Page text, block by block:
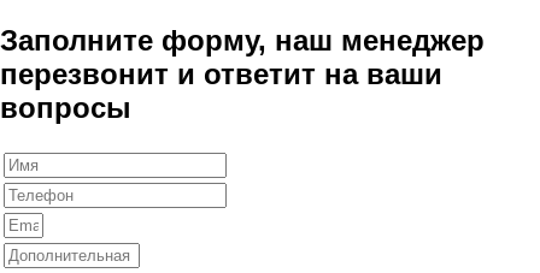
Заполните форму, наш менеджер
перезвонит и ответит на ваши
вопросы